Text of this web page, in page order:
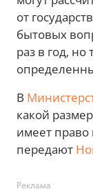
от
бытовых
раз в год,
В
какой
имеет
передают
Реклама